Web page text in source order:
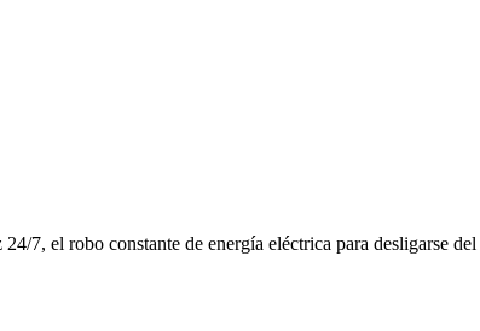
7, el robo constante de energía eléctrica para desligarse